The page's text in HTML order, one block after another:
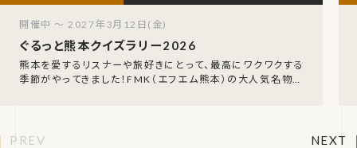
ぐるっと熊本クイズラリー2026
熊本を愛するリスナーや旅好きにとって、最高にワクワクする
季節がやってきました！FMK（エフエム熊本）の大人気名物企
開催中 ～ 2027年3月12日(金)
PREV NEXT